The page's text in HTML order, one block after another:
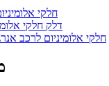
חלקי
דלק חלקי
חלקי אלומיניום לרכב